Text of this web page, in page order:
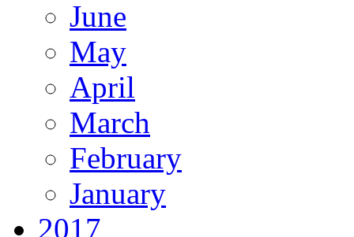
June
May
April
March
February
January
2017